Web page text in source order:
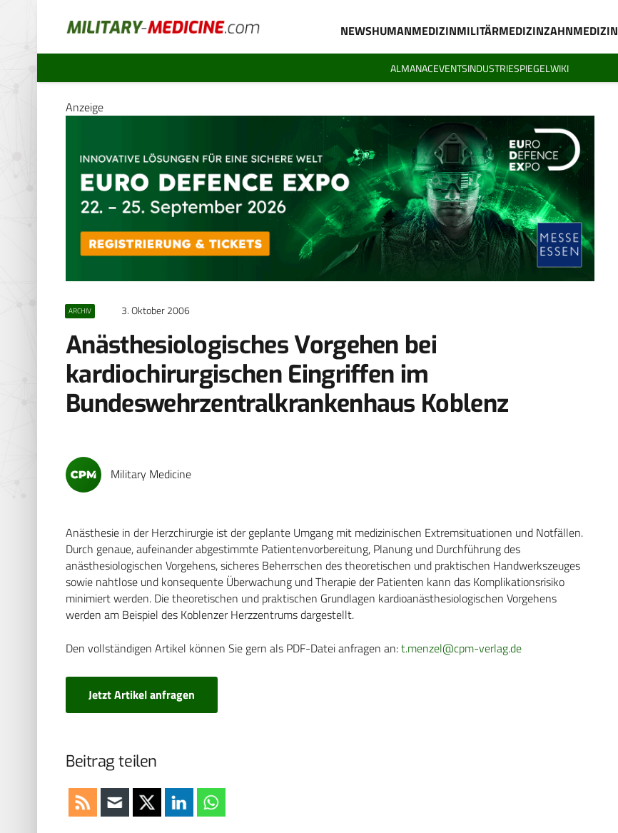
NEWSHUMANMEDIZINMILITÄRMEDIZINZAHNMEDIZIN
ALMANACEVENTSINDUSTRIESPIEGELWIKI
Anzeige
ARCHIV 3. Oktober 2006
Anästhesiologisches Vorgehen bei
kardiochirurgischen Eingriffen im
Bundeswehrzentralkrankenhaus Koblenz
Military Medicine
Anästhesie in der Herzchirurgie ist der geplante Umgang mit medizinischen Extremsituationen und Notfällen.
Durch genaue, aufeinander abgestimmte Patientenvorbereitung, Planung und Durchführung des
anästhesiologischen Vorgehens, sicheres Beherrschen des theoretischen und praktischen Handwerkszeuges
sowie nahtlose und konsequente Überwachung und Therapie der Patienten kann das Komplikationsrisiko
minimiert werden. Die theoretischen und praktischen Grundlagen kardioanästhesiologischen Vorgehens
werden am Beispiel des Koblenzer Herzzentrums dargestellt.
Den vollständigen Artikel können Sie gern als PDF-Datei anfragen an:t.menzel@cpm-verlag.de
Jetzt Artikel anfragen
Beitrag teilen